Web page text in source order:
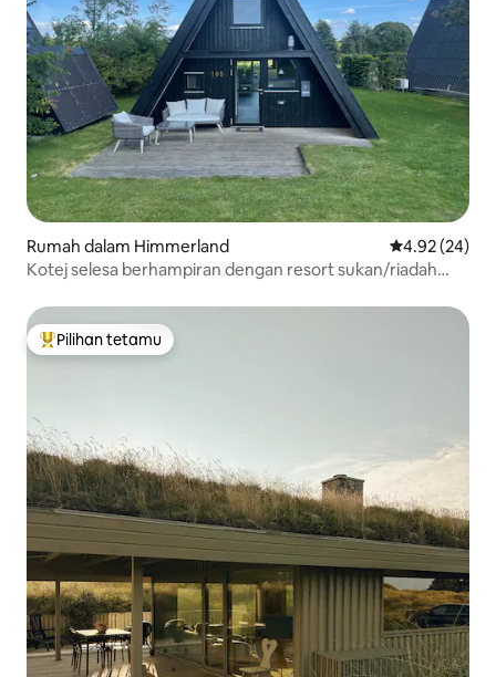
Rumah dalam Himmerland Penarafan
4.92 (24)
Kotej selesa berhampiran dengan resort sukan/riadah
Pilihan utama tetamu
Pilihan tetamu